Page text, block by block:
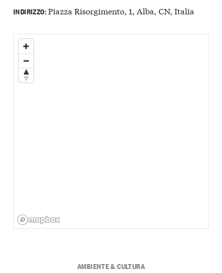
INDIRIZZO:Piazza Risorgimento, 1, Alba, CN, Italia
AMBIENTE & CULTURA